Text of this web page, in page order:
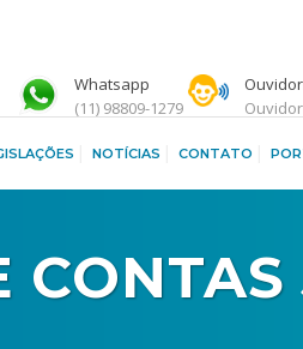
Whatsapp
(11) 98809-1279
NOTÍCIAS CONTATO